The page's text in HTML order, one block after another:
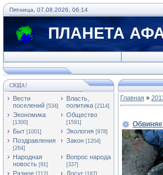
Пятница, 07.08.2026, 06:14
ПЛАНЕТА
СЮДА!
Вести
поселений [534]
Власть,
политика [2114]
Экономика
[1300]
Общество
[1591]
Быт [1001] Экология [978]
Поздравления
[264]
Закон [1204]
Народная
новость [91]
Вопрос народа
[337]
Разное [712] Досуг [187]
Главная »